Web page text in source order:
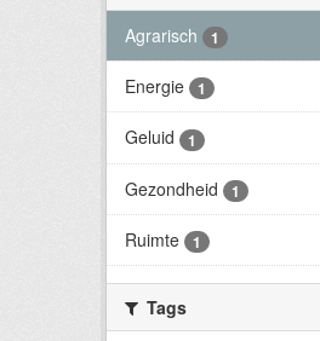
Agrarisch
1
Energie 1
Geluid 1
Gezondheid 1
Ruimte 1
Tags